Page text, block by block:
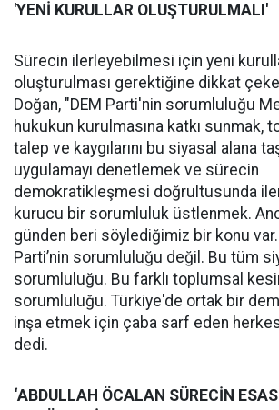
'YENİ KURULLAR OLUŞTURULMALI'
Sürecin ilerleyebilmesi için yeni
oluşturulması gerektiğine dikkat
Doğan, "DEM Parti'nin sorumluluğu
hukukun kurulmasına katkı sunmak,
talep ve kaygılarını bu siyasal alana
uygulamayı denetlemek ve sürecin
demokratikleşmesi doğrultusunda
kurucu bir sorumluluk üstlenmek.
günden beri söylediğimiz bir konu var.
Parti’nin sorumluluğu değil. Bu tüm
sorumluluğu. Bu farklı toplumsal
sorumluluğu. Türkiye'de ortak bir
inşa etmek için çaba sarf eden
dedi.
‘ABDULLAH ÖCALAN SÜRECİN ESAS